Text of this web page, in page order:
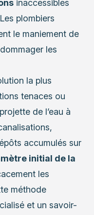
inaccessibles
plombiers
le maniement de
les
la plus
tenaces ou
de l’eau à
accumulés sur
initial de la
les
méthode
et un savoir-